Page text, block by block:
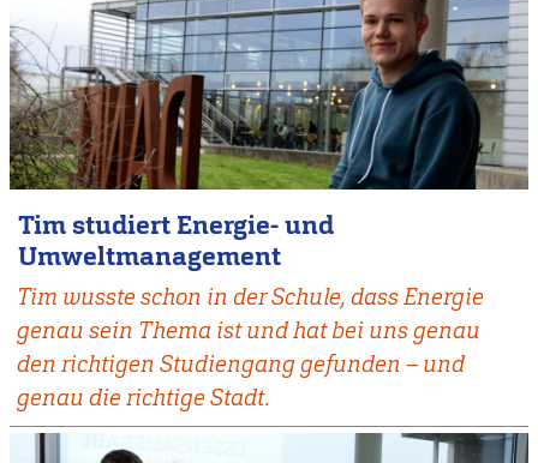
Tim studiert Energie- und
Umweltmanagement
Tim wusste schon in der Schule, dass Energie
genau sein Thema ist und hat bei uns genau
den richtigen Studiengang gefunden – und
genau die richtige Stadt.